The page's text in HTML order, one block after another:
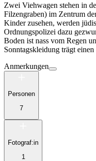
Zwei Viehwagen stehen in
Filzengraben) im Zentrum
Kinder zusehen, werden
Ordnungspolizei dazu
Boden ist nass vom Regen
Sonntagskleidung trägt
Anmerkungen
Personen
7
Fotograf:in
1